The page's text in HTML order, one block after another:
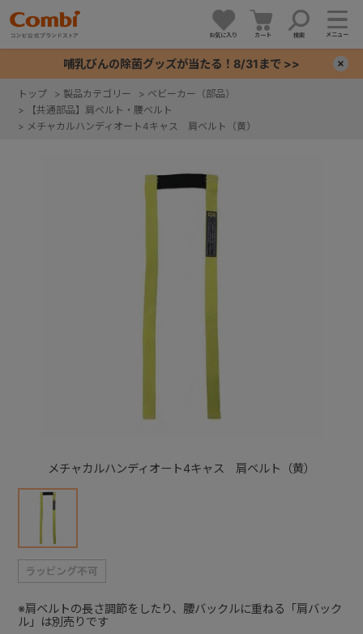
お気に入り カート 検索 メニュー
哺乳びんの除菌グッズが当たる！8/31まで >>
トップ > 製品カテゴリー > ベビーカー（部品）
>
【共通部品】肩ベルト・腰ベルト
> メチャカルハンディオート4キャス 肩ベルト（黄）
メチャカルハンディオート4キャス 肩ベルト（黄）
※肩ベルトの長さ調節をしたり、腰バックルに重ねる「肩バック
ル」は別売りです